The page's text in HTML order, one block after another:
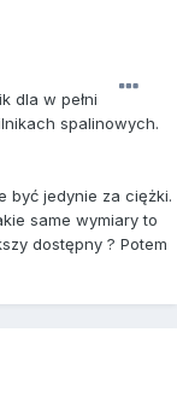
dla w pełni
spalinowych.
być jedynie za ciężki.
same wymiary to
dostępny ? Potem